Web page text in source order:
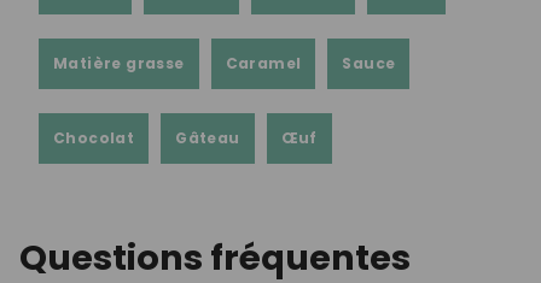
Matière grasse Caramel Sauce
Chocolat Gâteau Œuf
Questions fréquentes